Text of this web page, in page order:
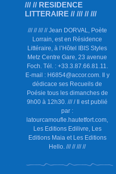
/// // RESIDENCE
LITTERAIRE // /// // ///
/// // /// // Jean DORVAL, Poète
Lorrain, est en Résidence
Littéraire, à l’Hôtel IBIS Styles
Metz Centre Gare, 23 avenue
Foch. Tél. : +33.3.87.66.81.11.
E-mail : H6854@accor.com. Il y
dédicace ses Recueils de
Poésie tous les dimanches de
9h00 à 12h30. /// / Il est publié
par :
latourcamoufle.hautetfort.com,
Les Editions Edilivre, Les
Editions Maia et Les Editions
Hello. /// // /// //